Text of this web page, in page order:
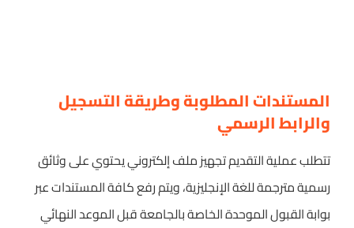
المستندات المطلوبة وطريقة التسجيل
والرابط الرسمي
تتطلب عملية التقديم تجهيز ملف إلكتروني يحتوي على وثائق
رسمية مترجمة للغة الإنجليزية، ويتم رفع كافة المستندات عبر
بوابة القبول الموحدة الخاصة بالجامعة قبل الموعد النهائي